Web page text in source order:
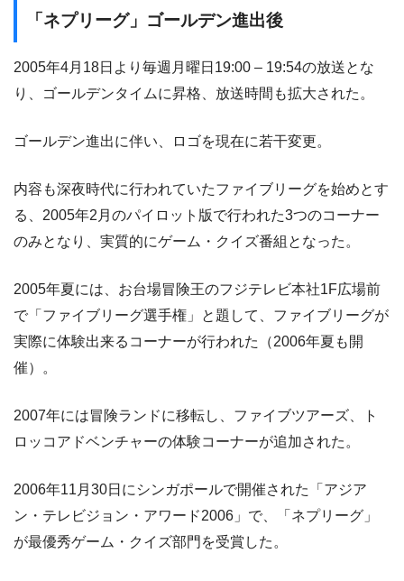
「ネプリーグ」ゴールデン進出後
2005年4月18日より毎週月曜日19:00 – 19:54の放送とな
り、ゴールデンタイムに昇格、放送時間も拡大された。
ゴールデン進出に伴い、ロゴを現在に若干変更。
内容も深夜時代に行われていたファイブリーグを始めとす
る、2005年2月のパイロット版で行われた3つのコーナー
のみとなり、実質的にゲーム・クイズ番組となった。
2005年夏には、お台場冒険王のフジテレビ本社1F広場前
で「ファイブリーグ選手権」と題して、ファイブリーグが
実際に体験出来るコーナーが行われた（2006年夏も開
催）。
2007年には冒険ランドに移転し、ファイブツアーズ、ト
ロッコアドベンチャーの体験コーナーが追加された。
2006年11月30日にシンガポールで開催された「アジア
ン・テレビジョン・アワード2006」で、「ネプリーグ」
が最優秀ゲーム・クイズ部門を受賞した。